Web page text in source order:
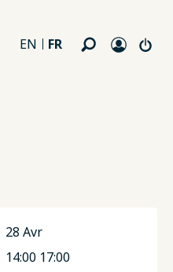
EN FR
28 Avr
14:00 17:00